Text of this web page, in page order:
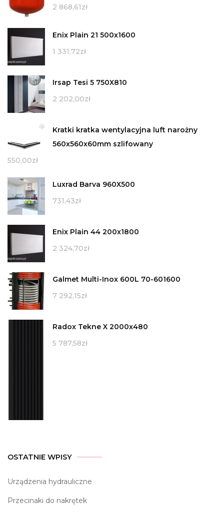
2 868,61zł
Enix Plain 21 500x1600
1 331,72zł
Irsap Tesi 5 750X810
2 202,00zł
Kratki kratka wentylacyjna luft narożny
560x560x60mm szlifowany
550,00zł
Luxrad Barva 960X500
731,43zł
Enix Plain 44 200x1800
2 324,70zł
Galmet Multi-Inox 600L 70-601600
7 292,15zł
Radox Tekne X 2000x480
5 787,58zł
OSTATNIE WPISY
Urządzenia hydrauliczne
Przecinaki do nakrętek